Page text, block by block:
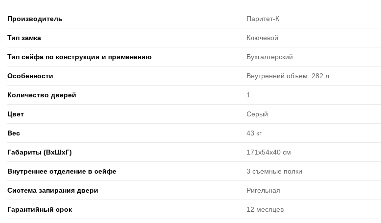
Производитель Паритет-К
Тип замка Ключевой
Тип сейфа по конструкции и применению Бухгалтерский
Особенности Внутренний объем: 282 л
Количество дверей 1
Цвет Серый
Вес 43 кг
Габариты (ВxШxГ) 171х54х40 см
Внутреннее отделение в сейфе 3 съемные полки
Система запирания двери Ригельная
Гарантийный срок 12 месяцев